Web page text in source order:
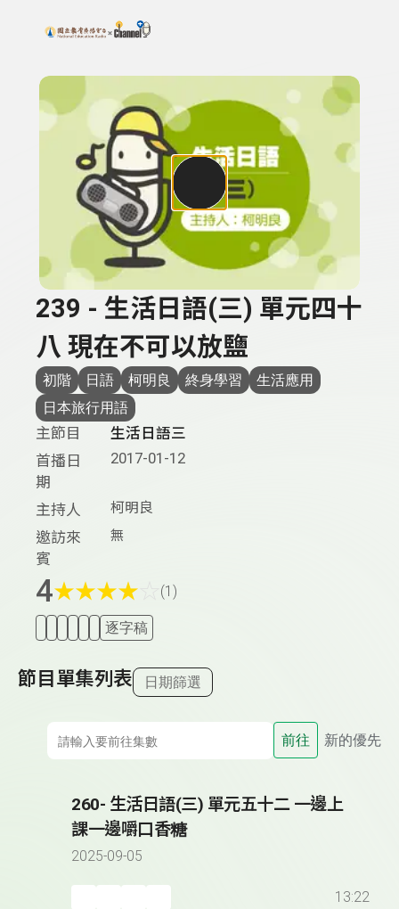
上方功能區塊
搜尋關鍵字：可輸入節目名稱、主持人或關鍵字
239 - 生活日語(三) 單元四十
八 現在不可以放鹽
初階 日語 柯明良 終身學習
生活應用
日本旅行用語
主節目
生活日語三
首播日
期
2017-01-12
主持人 柯明良
邀訪來
賓
無
4★★★★ (1)
逐字稿
節目單集列表 日期篩選
前往 新的優先
260- 生活日語(三) 單元五十二 一邊上
課一邊嚼口香糖
2025-09-05
13:22